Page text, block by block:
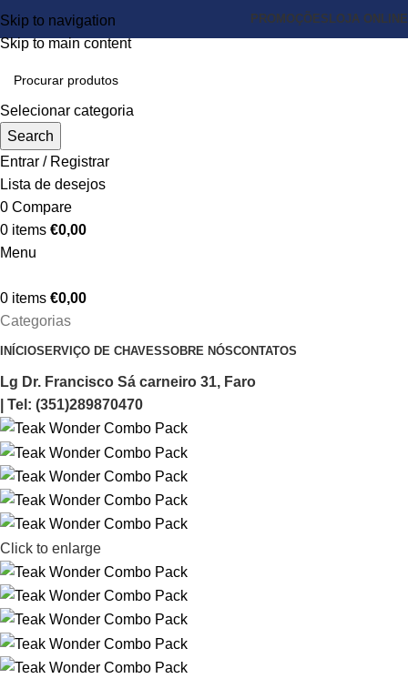
Skip to navigation
Skip to main content
PROMOÇÕES LOJA ONLINE
Selecionar categoria
Search
Entrar / Registrar
Lista de desejos
0 Compare
0 items €0,00
Menu
0 items €0,00
Categorias
INÍCIOSERVIÇO DE CHAVESSOBRE NÓSCONTATOS
Lg Dr. Francisco Sá carneiro 31, Faro
| Tel: (351)289870470
Click to enlarge